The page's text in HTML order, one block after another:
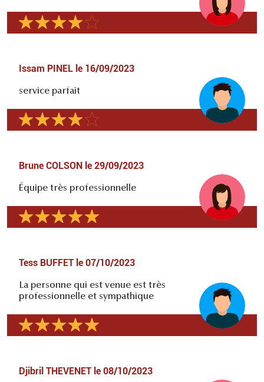
Issam PINEL le 16/09/2023
service parfait
Brune COLSON le 29/09/2023
Équipe très professionnelle
Tess BUFFET le 07/10/2023
La personne qui est venue est très
professionnelle et sympathique
Djibril THEVENET le 08/10/2023